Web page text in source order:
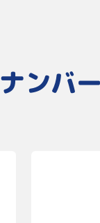
ナンバ